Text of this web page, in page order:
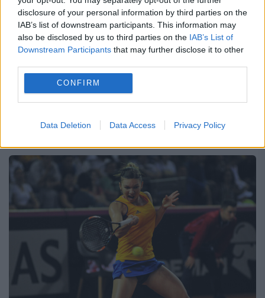
disclosure of your personal information by third parties on the
IAB’s list of downstream participants. This information may
also be disclosed by us to third parties on the IAB’s List of
Downstream Participants that may further disclose it to other
CONFIRM
Data Deletion Data Access Privacy Policy
23 IULIE 2025
Venus Williams devine cea mai în vârstă
jucătoare care obține o victorie la simplu,
într-un turneu WTA. S-a întâmplat, marți, în
turneul Washington Open, unde a învins-o
pe jucătoarea Peyton...